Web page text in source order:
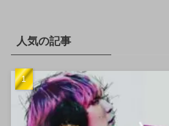
人気の記事